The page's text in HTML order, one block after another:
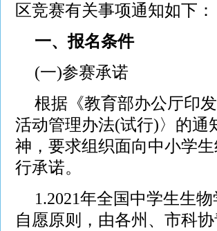
区竞赛有关事项通知如下：
一、报名条件
(一)参赛承诺
根据《教育部办公厅印
活动管理办法(试行)〉的通
神，要求组织面向中小学
行承诺。
1.2021年全国中学生生
自愿原则，由各州、市科